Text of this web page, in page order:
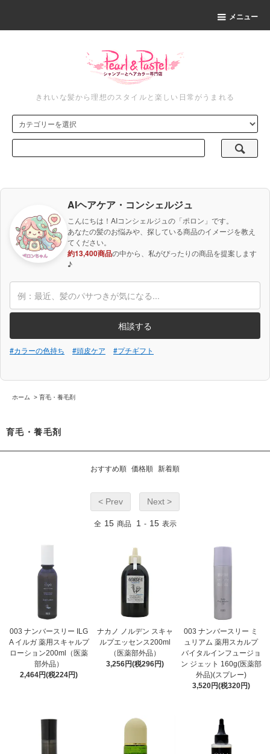
メニュー
きれいな髪から理想のスタイルと楽しい日常がうまれる
AIヘアケア・コンシェルジュ
こんにちは！AIコンシェルジュの「ポロン」です。
あなたの髪のお悩みや、探している商品のイメージを教え
てください。
約13,400商品の中から、私がぴったりの商品を提案します
♪
相談する
#カラーの色持ち #頭皮ケア #プチギフト
ホーム > 育毛・養毛剤
育毛・養毛剤
おすすめ順 価格順 新着順
< Prev Next >
全 15 商品 1 - 15 表示
003 ナンバースリー ILG
A イルガ 薬用スキャルプ
ローション200ml（医薬
部外品）
2,464円(税224円)
ナカノ ノルデン スキャ
ルプエッセンス200ml
（医薬部外品）
3,256円(税296円)
003 ナンバースリー ミ
ュリアム 薬用スカルプ
バイタルインフュージョ
ン ジェット 160g(医薬部
外品)(スプレー)
3,520円(税320円)